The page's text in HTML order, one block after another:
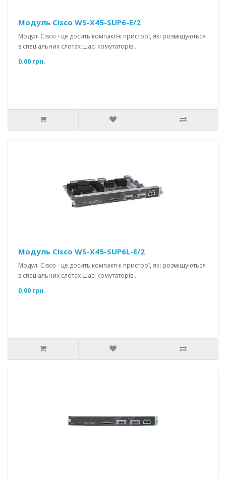
Модуль Cisco WS-X45-SUP6-E/2
Модулі Cisco - це досить компактні пристрої, які розміщуються
в спеціальних слотах шасі комутаторів ..
0.00 грн.
Модуль Cisco WS-X45-SUP6L-E/2
Модулі Cisco - це досить компактні пристрої, які розміщуються
в спеціальних слотах шасі комутаторів ..
0.00 грн.